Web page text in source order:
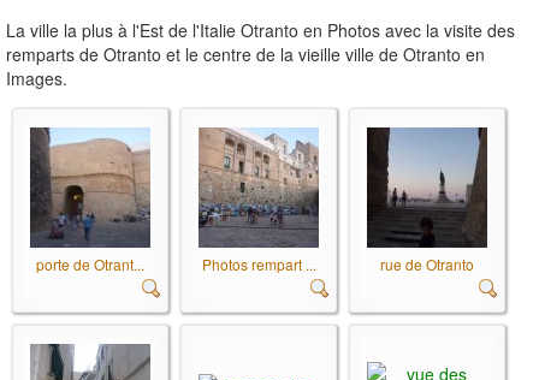
La ville la plus à l'Est de l'Italie Otranto en Photos avec la visite des
remparts de Otranto et le centre de la vieille ville de Otranto en
Images.
porte de Otrant... Photos rempart ... rue de Otranto